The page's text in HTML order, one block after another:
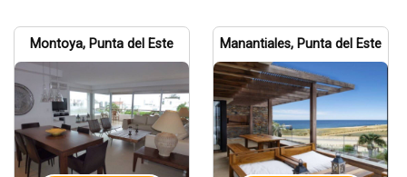
Montoya, Punta del Este Manantiales, Punta del Este